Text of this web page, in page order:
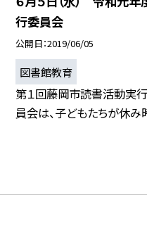
行委員会
公開日 2019/06/05
図書館教育
第１回藤岡市読書活動実
員会は、子どもたちが休み